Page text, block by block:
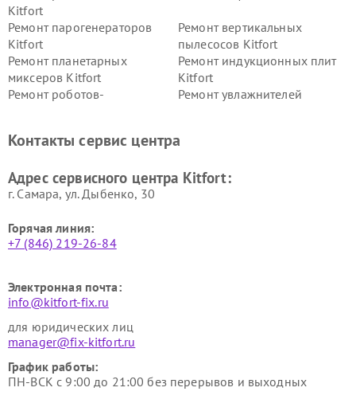
Kitfort
Ремонт парогенераторов
Kitfort
Ремонт вертикальных
пылесосов Kitfort
Ремонт планетарных
миксеров Kitfort
Ремонт индукционных плит
Kitfort
Ремонт роботов-
Ремонт увлажнителей
Kitfort
Kitfort
Kitfort
Kitfort
Контакты сервис центра
Адрес сервисного центра Kitfort:
г. Самара, ул. Дыбенко, 30
Горячая линия:
+7 (846) 219-26-84
Электронная почта:
info@kitfort-fix.ru
для юридических лиц
manager@fix-kitfort.ru
График работы:
ПН-ВСК с 9:00 до 21:00 без перерывов и выходных